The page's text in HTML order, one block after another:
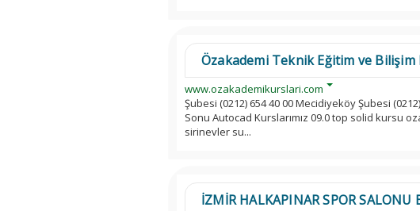
Özakademi Teknik Eğitim ve
www.ozakademikurslari.com
Şubesi (0212) 654 40 00 Mecidiyeköy Şubesi
Sonu Autocad Kurslarımız 09.0 top solid kursu
sirinevler su...
İZMİR HALKAPINAR SPOR SALONU